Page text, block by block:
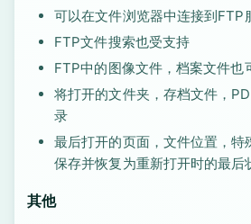
可以在文件浏览器中连接到FTP
FTP文件搜索也受支持
FTP中的图像文件，档案文件也
将打开的文件夹，存档文件，
录
最后打开的页面，文件位置，特
保存并恢复为重新打开时的最后
其他